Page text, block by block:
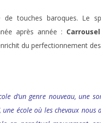
touches baroques. Le
après année :
du perfectionnement
d’un genre nouveau, une
une école où les chevaux